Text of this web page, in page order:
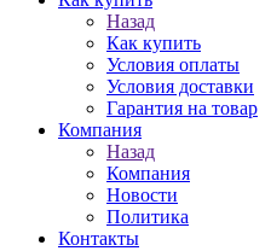
Назад
Как купить
Условия оплаты
Условия доставки
Гарантия на товар
Компания
Назад
Компания
Новости
Политика
Контакты